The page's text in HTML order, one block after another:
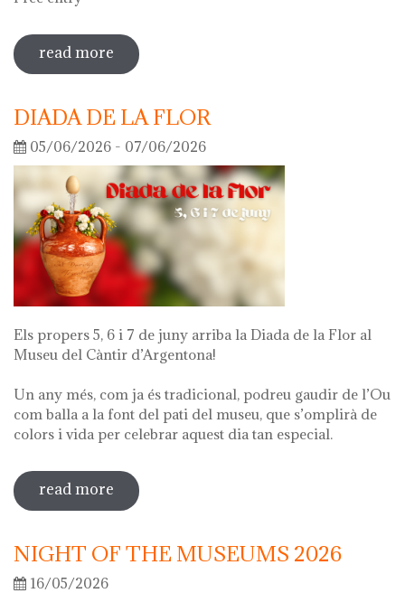
read more sobre guided tour of the exhibition
'what's left of me'
DIADA DE LA FLOR
05/06/2026 - 07/06/2026
Els propers 5, 6 i 7 de juny arriba la Diada de la Flor al
Museu del Càntir d’Argentona!
Un any més, com ja és tradicional, podreu gaudir de l’Ou
com balla a la font del pati del museu, que s’omplirà de
colors i vida per celebrar aquest dia tan especial.
read more sobre diada de la flor
NIGHT OF THE MUSEUMS 2026
16/05/2026